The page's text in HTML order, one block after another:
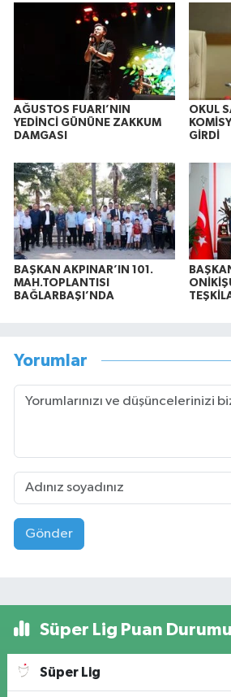
AĞUSTOS FUARI’NIN
YEDİNCİ GÜNÜNE ZAKKUM
DAMGASI
OKUL
GİRDİ
BAŞKAN AKPINAR’IN 101.
MAH.TOPLANTISI
BAĞLARBAŞI’NDA
Yorumlar
Gönder
Süper Lig Puan Durumu
Süper Lig